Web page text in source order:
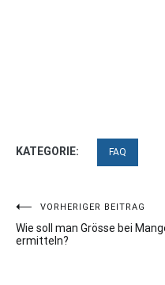
KATEGORIE: FAQ
Beitragsnavigation
VORHERIGER BEITRAG
Wie soll man Grösse bei
ermitteln?